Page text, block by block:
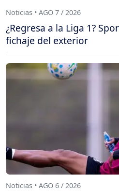
Noticias • AGO 7 / 2026
¿Regresa a la Liga 1?
fichaje del exterior
Noticias • AGO 6 / 2026